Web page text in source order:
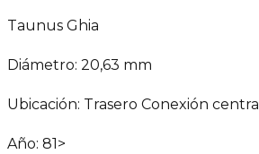
Taunus Ghia
Diámetro: 20,63 mm
Ubicación: Trasero Conexión central
Año: 81>